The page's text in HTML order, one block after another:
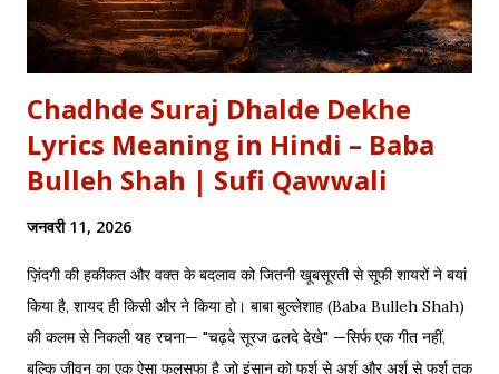
Chadhde Suraj Dhalde Dekhe
Lyrics Meaning in Hindi – Baba
Bulleh Shah | Sufi Qawwali
जनवरी 11, 2026
ज़िंदगी की हकीकत और वक्त के बदलाव को जितनी खूबसूरती से सूफी शायरों ने बयां
किया है, शायद ही किसी और ने किया हो। बाबा बुल्लेशाह (Baba Bulleh Shah)
की कलम से निकली यह रचना— "चढ़दे सूरज ढलदे देखे" —सिर्फ एक गीत नहीं,
बल्कि जीवन का एक ऐसा फलसफा है जो इंसान को फर्श से अर्श और अर्श से फर्श तक